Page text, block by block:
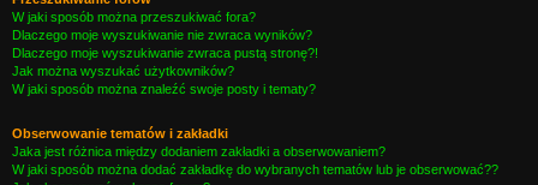
W jaki sposób można przeszukiwać fora?
Dlaczego moje wyszukiwanie nie zwraca wyników?
Dlaczego moje wyszukiwanie zwraca pustą stronę?!
Jak można wyszukać użytkowników?
W jaki sposób można znaleźć swoje posty i tematy?
Obserwowanie tematów i zakładki
Jaka jest różnica między dodaniem zakładki a obserwowaniem?
W jaki sposób można dodać zakładkę do wybranych tematów lub je obserwować??